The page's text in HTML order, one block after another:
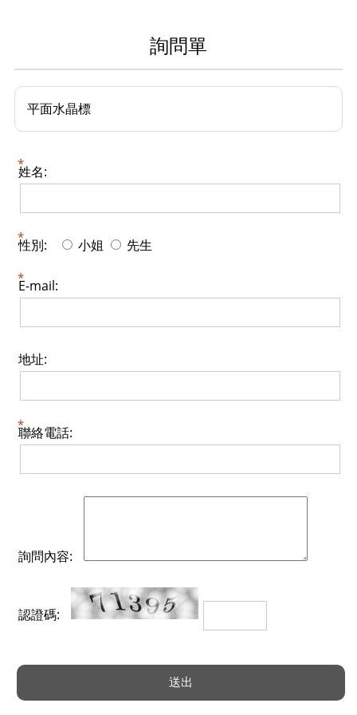
詢問單
平面水晶標
姓名:
性別: 小姐 先生
E-mail:
地址:
聯絡電話:
詢問內容:
認證碼: